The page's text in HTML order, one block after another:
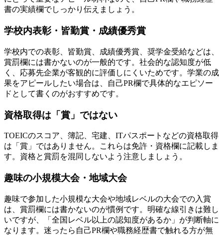
書の実績欄でしっかり伝えましょう。
学校内表彰・皆勤賞・成績優秀賞
学校内での表彰、皆勤賞、成績優秀賞、奨学金受給などは、
賞罰欄には書かないのが一般的です。社会的な認知度が低
く、応募先企業が客観的に評価しにくいためです。学業の成
果をアピールしたい場合は、自己PR欄で具体的なエピソー
ドとして書くのがおすすめです。
資格取得は「賞」ではない
TOEICのスコア、簿記、宅建、ITパスポートなどの資格取得
は「賞」ではありません。これらは免許・資格欄に記載しま
す。資格と賞罰を混同しないよう注意しましょう。
趣味の小規模大会・地域大会
趣味で参加した小規模な大会や地域レベルの大会での入賞
は、賞罰欄には書かないのが慣例です。明確な線引きは難し
いですが、「全国レベル以上の認知度があるか」が判断軸に
なります。迷ったら自己PR欄や職務経歴書で触れる方が無